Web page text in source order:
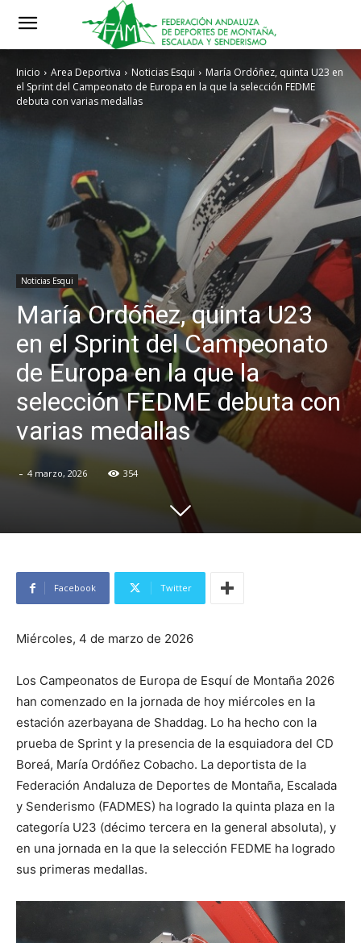
Inicio Area Deportiva Noticias Esqui
María Ordóñez, quinta U23 en
el Sprint del Campeonato de Europa en la que la selección FEDME
debuta con varias medallas
Noticias Esqui
María Ordóñez, quinta U23
en el Sprint del Campeonato
de Europa en la que la
selección FEDME debuta con
varias medallas
- 4 marzo, 2026 354
Facebook Twitter
Miércoles, 4 de marzo de 2026
Los Campeonatos de Europa de Esquí de Montaña 2026
han comenzado en la jornada de hoy miércoles en la
estación azerbayana de Shaddag. Lo ha hecho con la
prueba de Sprint y la presencia de la esquiadora del CD
Boreá, María Ordóñez Cobacho. La deportista de la
Federación Andaluza de Deportes de Montaña, Escalada
y Senderismo (FADMES) ha logrado la quinta plaza en la
categoría U23 (décimo tercera en la general absoluta), y
en una jornada en la que la selección FEDME ha logrado
sus primeras medallas.